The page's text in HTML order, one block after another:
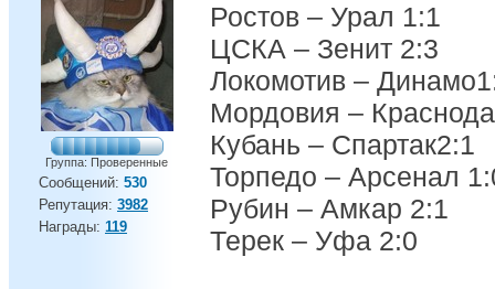
Группа: Проверенные
Сообщений: 530
Репутация: 3982
Награды: 119
Ростов – Урал 1:1
ЦСКА – Зенит 2:3
Локомотив –
Мордовия –
Кубань – Спартак2:1
Торпедо – Арсенал
Рубин – Амкар 2:1
Терек – Уфа 2:0